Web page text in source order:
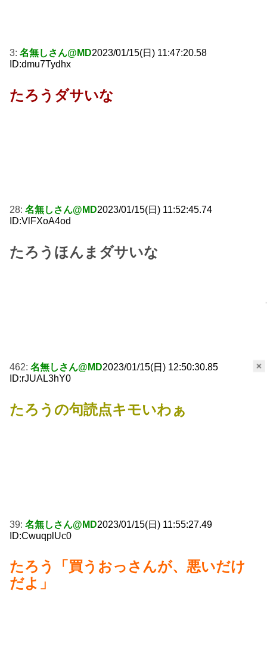
×
3: 名無しさん@MD2023/01/15(日) 11:47:20.58
ID:dmu7Tydhx
たろうダサいな
28: 名無しさん@MD2023/01/15(日) 11:52:45.74
ID:VlFXoA4od
たろうほんまダサいな
462: 名無しさん@MD2023/01/15(日) 12:50:30.85
ID:rJUAL3hY0
たろうの句読点キモいわぁ
39: 名無しさん@MD2023/01/15(日) 11:55:27.49
ID:CwuqplUc0
たろう「買うおっさんが、悪いだけ
だよ」